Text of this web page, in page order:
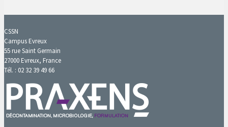
CSSN
Campus Evreux
55 rue Saint Germain
27000 Evreux, France
Tél. : 02 32 39 49 66